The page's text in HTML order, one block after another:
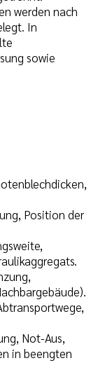
werden nach
In
sowie
Position der
Not-Aus,
in beengten